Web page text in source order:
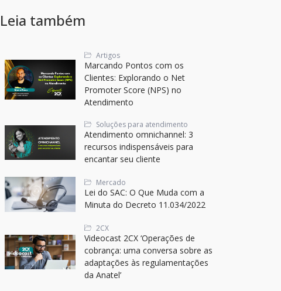
Leia também
Artigos
Marcando Pontos com os
Clientes: Explorando o Net
Promoter Score (NPS) no
Atendimento
Soluções para atendimento
Atendimento omnichannel: 3
recursos indispensáveis para
encantar seu cliente
Mercado
Lei do SAC: O Que Muda com a
Minuta do Decreto 11.034/2022
2CX
Videocast 2CX ‘Operações de
cobrança: uma conversa sobre as
adaptações às regulamentações
da Anatel’